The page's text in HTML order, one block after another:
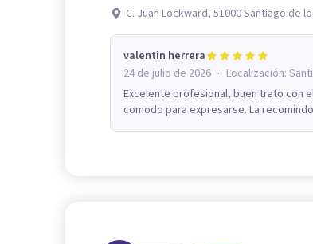
C. Juan Lockward, 51000 Santiago de
valentin herrera
24 de julio de 2026 · Localización:
Excelente profesional, buen trato con
comodo para expresarse. La